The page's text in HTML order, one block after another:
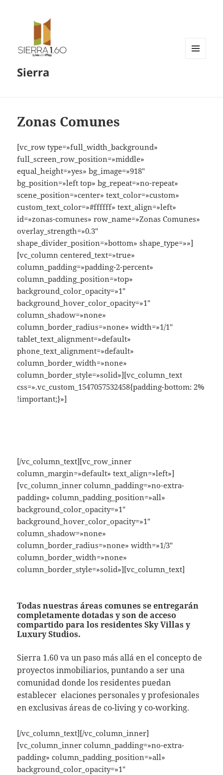
Sierra
Zonas Comunes
[vc_row type=»full_width_background»
full_screen_row_position=»middle»
equal_height=»yes» bg_image=»918″
bg_position=»left top» bg_repeat=»no-repeat»
scene_position=»center» text_color=»custom»
custom_text_color=»#ffffff» text_align=»left»
id=»zonas-comunes» row_name=»Zonas Comunes»
overlay_strength=»0.3″
shape_divider_position=»bottom» shape_type=»»]
[vc_column centered_text=»true»
column_padding=»padding-2-percent»
column_padding_position=»top»
background_color_opacity=»1″
background_hover_color_opacity=»1″
column_shadow=»none»
column_border_radius=»none» width=»1/1″
tablet_text_alignment=»default»
phone_text_alignment=»default»
column_border_width=»none»
column_border_style=»solid»][vc_column_text
css=».vc_custom_1547057532458{padding-bottom: 2%
!important;}»]
[/vc_column_text][vc_row_inner
column_margin=»default» text_align=»left»]
[vc_column_inner column_padding=»no-extra-
padding» column_padding_position=»all»
background_color_opacity=»1″
background_hover_color_opacity=»1″
column_shadow=»none»
column_border_radius=»none» width=»1/3″
column_border_width=»none»
column_border_style=»solid»][vc_column_text]
Todas nuestras áreas comunes se entregarán
completamente dotadas y son de acceso
compartido para los residentes Sky Villas y
Luxury Studios.
Sierra 1.60 va un paso más allá en el concepto de
proyectos inmobiliarios, puntando a ser una
comunidad donde los residentes puedan
establecer elaciones personales y profesionales
en exclusivas áreas de co-living y co-working.
[/vc_column_text][/vc_column_inner]
[vc_column_inner column_padding=»no-extra-
padding» column_padding_position=»all»
background_color_opacity=»1″